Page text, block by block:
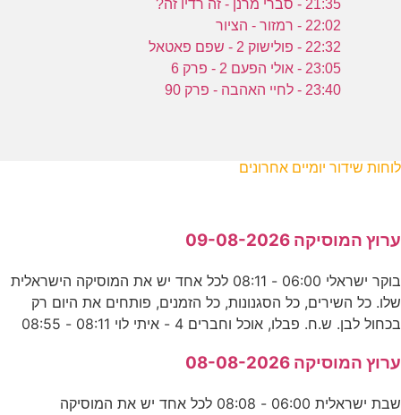
21:35 - סברי מרנן - זה רדיו זה?
22:02 - רמזור - הציור
22:32 - פולישוק 2 - שפם פאטאל
23:05 - אולי הפעם 2 - פרק 6
23:40 - לחיי האהבה - פרק 90
לוחות שידור יומיים אחרונים
ערוץ המוסיקה 09-08-2026
בוקר ישראלי 06:00 - 08:11 לכל אחד יש את המוסיקה הישראלית
שלו. כל השירים, כל הסגנונות, כל הזמנים, פותחים את היום רק
בכחול לבן. ש.ח. פבלו, אוכל וחברים 4 - איתי לוי 08:11 - 08:55
ערוץ המוסיקה 08-08-2026
שבת ישראלית 06:00 - 08:08 לכל אחד יש את המוסיקה